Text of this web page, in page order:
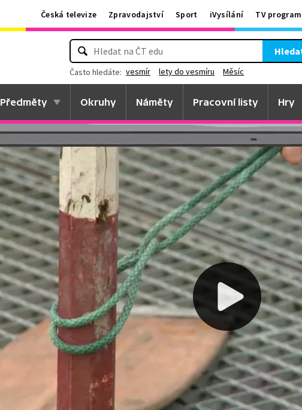
Česká televize Zpravodajství Sport iVysílání TV program
Často hledáte: vesmír lety do vesmíru Měsíc
Předměty Okruhy Náměty Pracovní listy Hry